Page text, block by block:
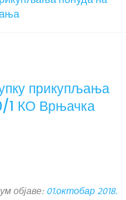
прикупљања
1 КО Врњачка
објаве:01.октобар 2018.